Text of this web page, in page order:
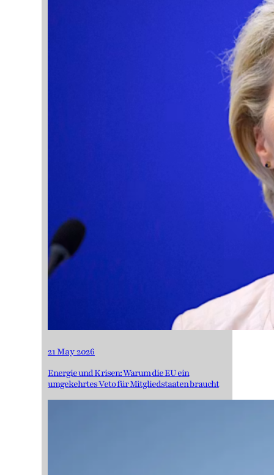
21 May 2026
Energie und Krisen: Warum die EU ein
umgekehrtes Veto für Mitgliedstaaten braucht